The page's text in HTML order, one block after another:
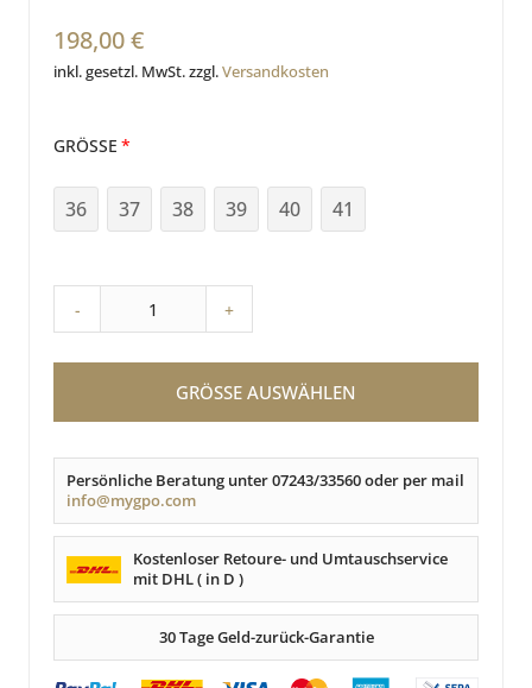
198,00 €
inkl. gesetzl. MwSt. zzgl.Versandkosten
GRÖSSE
36 37 38 39 40 41
- +
GRÖSSE AUSWÄHLEN
Persönliche Beratung unter 07243/33560 oder per mail
info@mygpo.com
Kostenloser Retoure- und Umtauschservice
mit DHL ( in D )
30 Tage Geld-zurück-Garantie